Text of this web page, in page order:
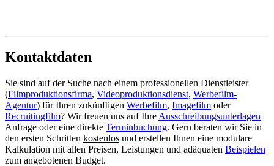
Kontaktdaten
Sie sind auf der Suche nach einem professionellen Dienstleister
(Filmproduktionsfirma, Videoproduktionsdienst, Werbefilm-
Agentur) für Ihren zukünftigen Werbefilm, Imagefilm oder
Recruitingfilm? Wir freuen uns auf Ihre Ausschreibungsunterlagen
Anfrage oder eine direkte Terminbuchung. Gern beraten wir Sie in
den ersten Schritten kostenlos und erstellen Ihnen eine modulare
Kalkulation mit allen Preisen, Leistungen und adäquaten Beispielen
zum angebotenen Budget.